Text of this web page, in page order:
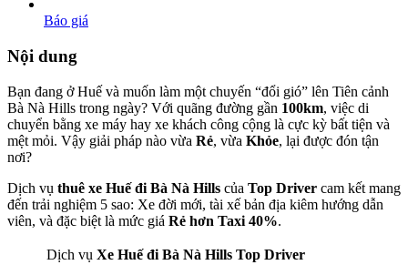
Báo giá
Nội dung
Bạn đang ở Huế và muốn làm một chuyến “đổi gió” lên Tiên cảnh
Bà Nà Hills trong ngày? Với quãng đường gần 100km, việc di
chuyển bằng xe máy hay xe khách công cộng là cực kỳ bất tiện và
mệt mỏi. Vậy giải pháp nào vừa Rẻ, vừa Khỏe, lại được đón tận
nơi?
Dịch vụ thuê xe Huế đi Bà Nà Hills của Top Driver cam kết mang
đến trải nghiệm 5 sao: Xe đời mới, tài xế bản địa kiêm hướng dẫn
viên, và đặc biệt là mức giá Rẻ hơn Taxi 40%.
Dịch vụ Xe Huế đi Bà Nà Hills Top Driver